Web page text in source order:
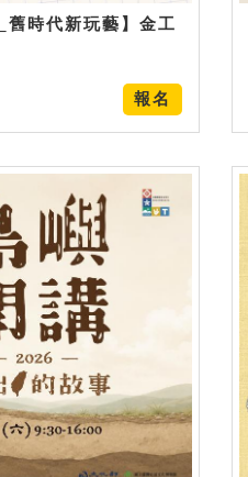
舊時代新玩藝】金工
報名